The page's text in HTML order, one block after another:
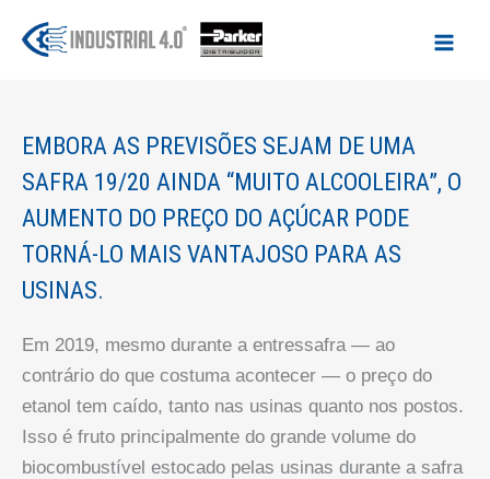
para
EMBORA AS PREVISÕES SEJAM DE UMA
SAFRA 19/20 AINDA “MUITO ALCOOLEIRA”, O
AUMENTO DO PREÇO DO AÇÚCAR PODE
TORNÁ-LO MAIS VANTAJOSO PARA AS
USINAS.
Em 2019, mesmo durante a entressafra — ao
contrário do que costuma acontecer — o preço do
etanol tem caído, tanto nas usinas quanto nos postos.
Isso é fruto principalmente do grande volume do
biocombustível estocado pelas usinas durante a safra